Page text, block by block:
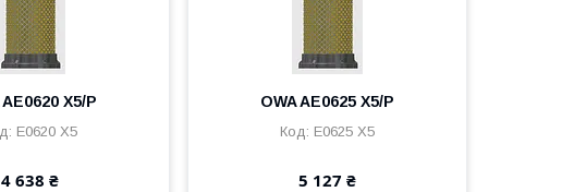
AE0620 X5/P
E0620 X5
4 638 ₴
OWA AE0625 X5/P
E0625 X5
5 127 ₴